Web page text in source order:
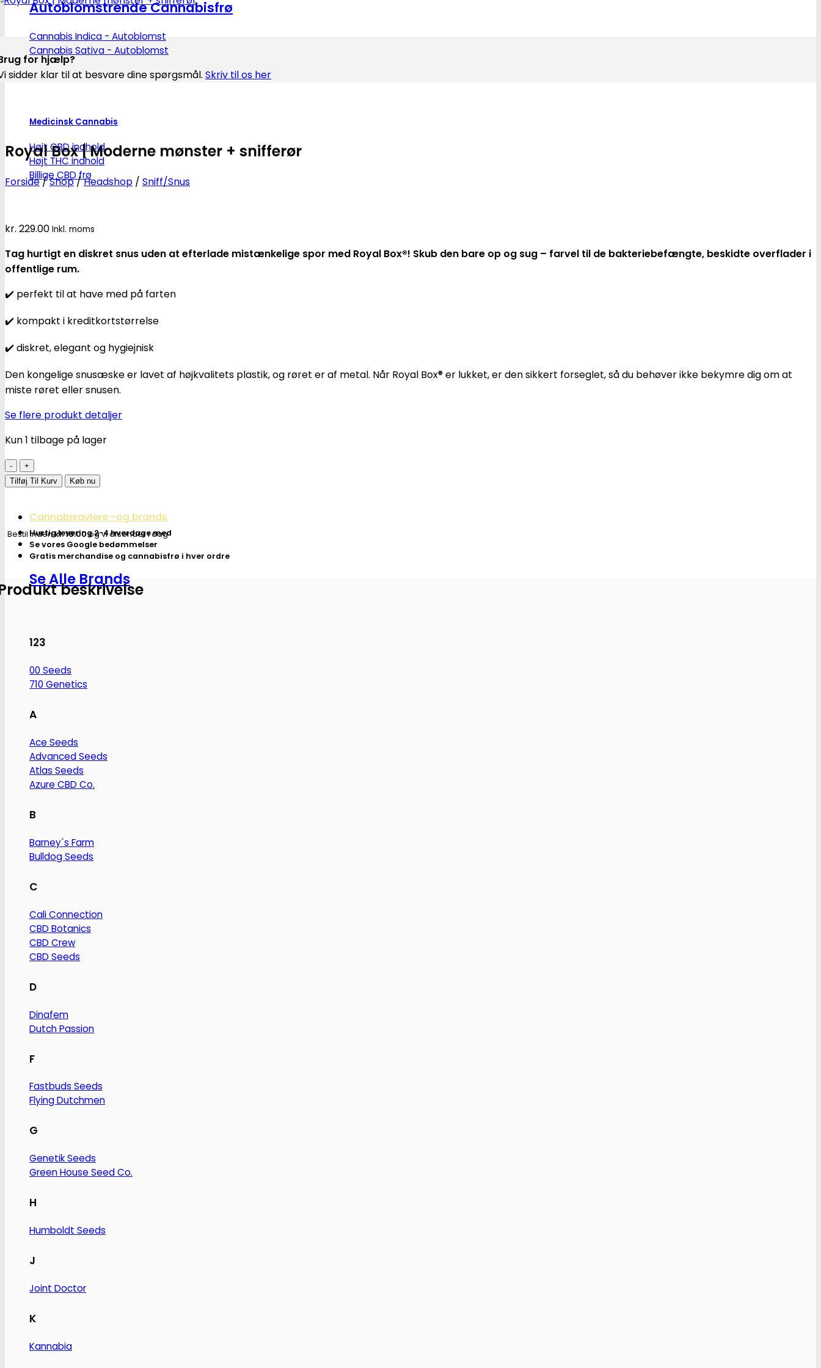
Autoblomstrende Cannabisfrø
Cannabis Indica - Autoblomst
Cannabis Sativa - Autoblomst
Medicinsk Cannabis
Højt CBD indhold
Højt THC indhold
Billige CBD frø
Cannabisavlere -og brands
Se Alle Brands
123
00 Seeds
710 Genetics
A
Ace Seeds
Advanced Seeds
Atlas Seeds
Azure CBD Co.
B
Barney´s Farm
Bulldog Seeds
C
Cali Connection
CBD Botanics
CBD Crew
CBD Seeds
D
Dinafem
Dutch Passion
F
Fastbuds Seeds
Flying Dutchmen
G
Genetik Seeds
Green House Seed Co.
H
Humboldt Seeds
J
Joint Doctor
K
Kannabia
for hjælp?
sidder klar til at besvare dine spørgsmål. Skriv til os her
Royal Box | Moderne mønster + snifferør
Forside /Shop/Headshop / Sniff/Snus
kr. 229.00 Inkl. moms
Tag hurtigt en diskret snus uden at efterlade mistænkelige spor med Royal Box®! Skub den bare op og sug – farvel til de bakteriebefængte, beskidte overflader i
offentlige rum.
✔️ perfekt til at have med på farten
✔️ kompakt i kreditkortstørrelse
✔️ diskret, elegant og hygiejnisk
Den kongelige snusæske er lavet af højkvalitets plastik, og røret er af metal. Når Royal Box® er lukket, er den sikkert forseglet, så du behøver ikke bekymre dig om at
miste røret eller snusen.
Se flere produkt detaljer
Kun 1 tilbage på lager
Royal
Box
Moderne
mønster
+
snifferør
antal
Tilføj Til Kurv Køb nu
Bestil indenkl. 16.00og vi afsender i dag
Hurtig levering 2-4 hverdage med
Se vores Google bedømmelser
Gratis merchandise og cannabisfrø i hver ordre
beskrivelse